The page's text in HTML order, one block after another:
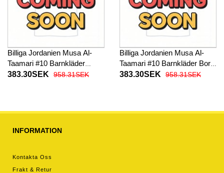
Billiga Jordanien Musa Al-
Taamari #10 Barnkläder
Hemma fotbollskläder till
383.30SEK 958.31SEK
Billiga Jordanien Musa Al-
Taamari #10 Barnkläder Borta
fotbollskläder till baby VM
383.30SEK 958.31SEK
INFORMATION
Kontakta Oss
Frakt & Retur